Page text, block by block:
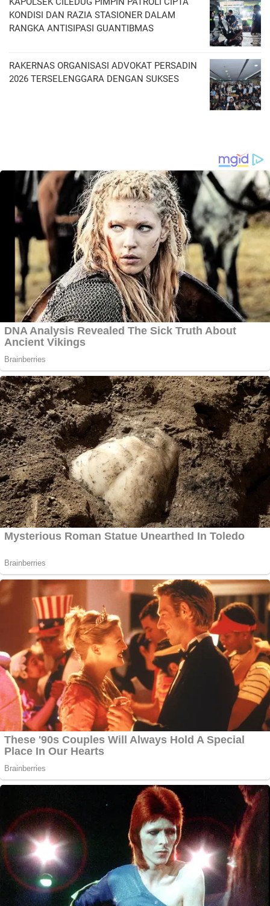
KONDISI DAN RAZIA STASIONER DALAM
RANGKA ANTISIPASI GUANTIBMAS ‎
RAKERNAS ORGANISASI ADVOKAT PERSADIN
2026 TERSELENGGARA DENGAN SUKSES